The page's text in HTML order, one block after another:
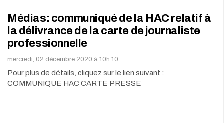
Médias: communiqué de la HAC relatif à
la délivrance de la carte de journaliste
professionnelle
mercredi, 02 décembre 2020 à 10h:10
Pour plus de détails, cliquez sur le lien suivant :
COMMUNIQUE HAC CARTE PRESSE